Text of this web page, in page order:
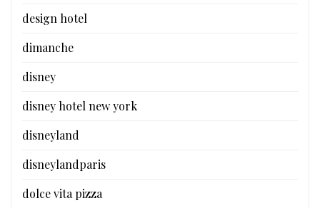
design hotel
dimanche
disney
disney hotel new york
disneyland
disneylandparis
dolce vita pizza